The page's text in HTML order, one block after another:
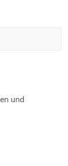
und